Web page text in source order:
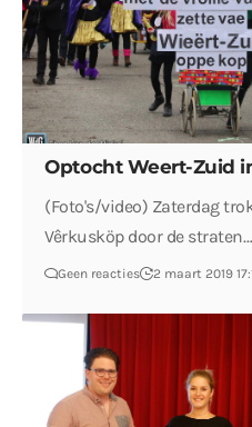
Optocht Weert-Zuid
(Foto's/video) Zaterdag
Vêrkusköp door de straten…
Geen reacties 2 maart 2019